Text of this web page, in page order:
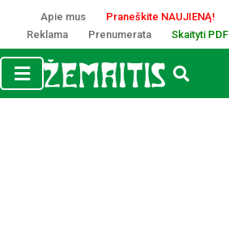
Apie mus
Praneškite NAUJIENĄ!
Reklama
Prenumerata Skaityti PDF